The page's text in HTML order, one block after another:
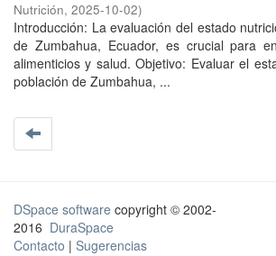
Nutrición, 2025-10-02)
Introducción: La evaluación del estado
de Zumbahua, Ecuador, es crucial para
alimenticios y salud. Objetivo: Evaluar el
población de Zumbahua, ...
DSpace software copyright © 2002-
2016 DuraSpace
Contacto | Sugerencias